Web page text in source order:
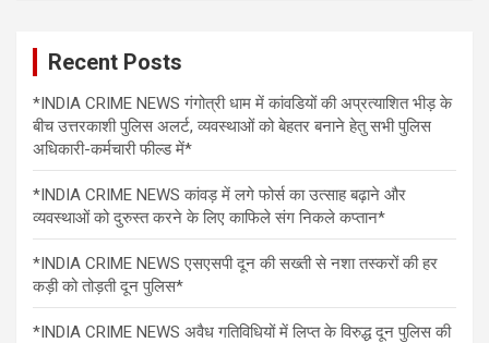
Recent Posts
*INDIA CRIME NEWS गंगोत्री धाम में कांवडियों की अप्रत्याशित भीड़ के
बीच उत्तरकाशी पुलिस अलर्ट, व्यवस्थाओं को बेहतर बनाने हेतु सभी पुलिस
अधिकारी-कर्मचारी फील्ड में*
*INDIA CRIME NEWS कांवड़ में लगे फोर्स का उत्साह बढ़ाने और
व्यवस्थाओं को दुरुस्त करने के लिए काफिले संग निकले कप्तान*
*INDIA CRIME NEWS एसएसपी दून की सख्ती से नशा तस्करों की हर
कड़ी को तोड़ती दून पुलिस*
*INDIA CRIME NEWS अवैध गतिविधियों में लिप्त के विरुद्ध दून पुलिस की